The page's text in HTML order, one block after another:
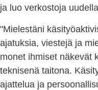
ja luo verkostoja
"Mielestäni
ajatuksia, viestejä ja
monet ihmiset näkevät
teknisenä taitona.
ajattelua ja